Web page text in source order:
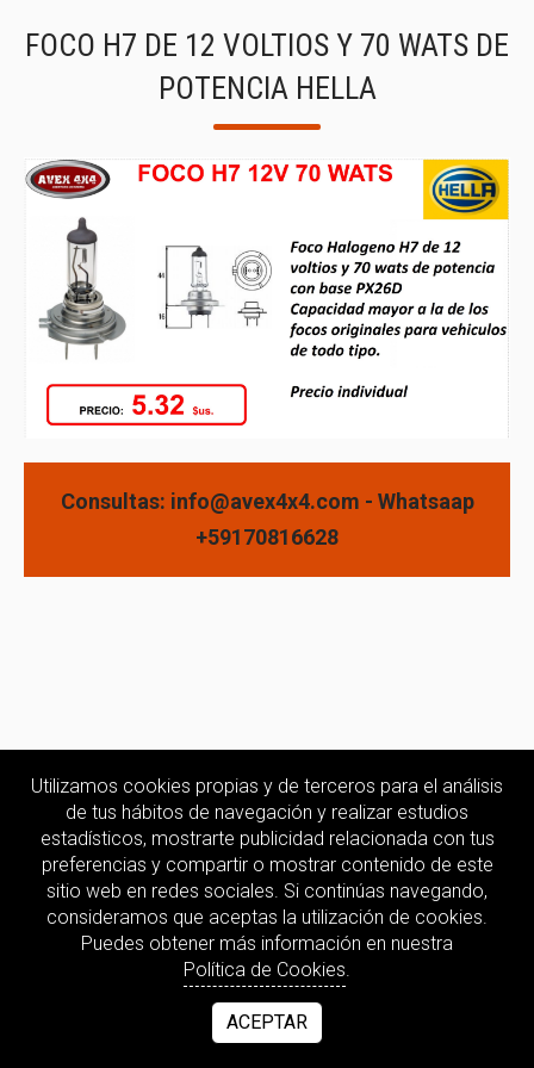
FOCO H7 DE 12 VOLTIOS Y 70 WATS DE
POTENCIA HELLA
Consultas: info@avex4x4.com - Whatsaap
+59170816628
Utilizamos cookies propias y de terceros para el análisis
de tus hábitos de navegación y realizar estudios
estadísticos, mostrarte publicidad relacionada con tus
preferencias y compartir o mostrar contenido de este
sitio web en redes sociales. Si continúas navegando,
consideramos que aceptas la utilización de cookies.
Puedes obtener más información en nuestra
Política de Cookies.
ACEPTAR